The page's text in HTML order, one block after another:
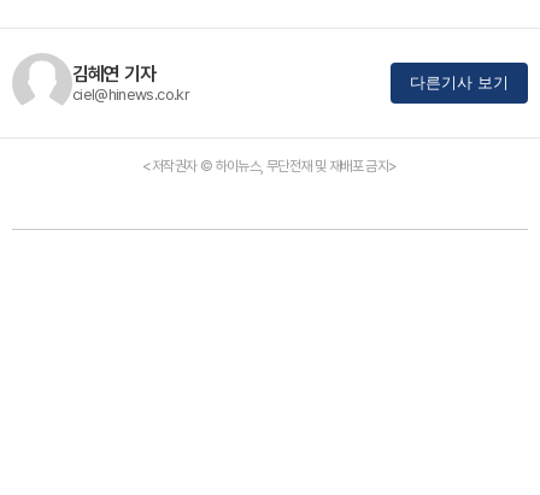
김혜연 기자
ciel@hinews.co.kr
다른기사 보기
<저작권자 © 하이뉴스, 무단전재 및 재배포 금지>